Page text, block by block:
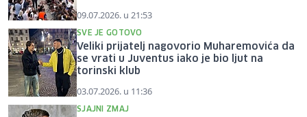
09.07.2026. u 21:53
SVE JE GOTOVO
Veliki prijatelj nagovorio Muharemovića da
se vrati u Juventus iako je bio ljut na
torinski klub
03.07.2026. u 11:36
SJAJNI ZMAJ